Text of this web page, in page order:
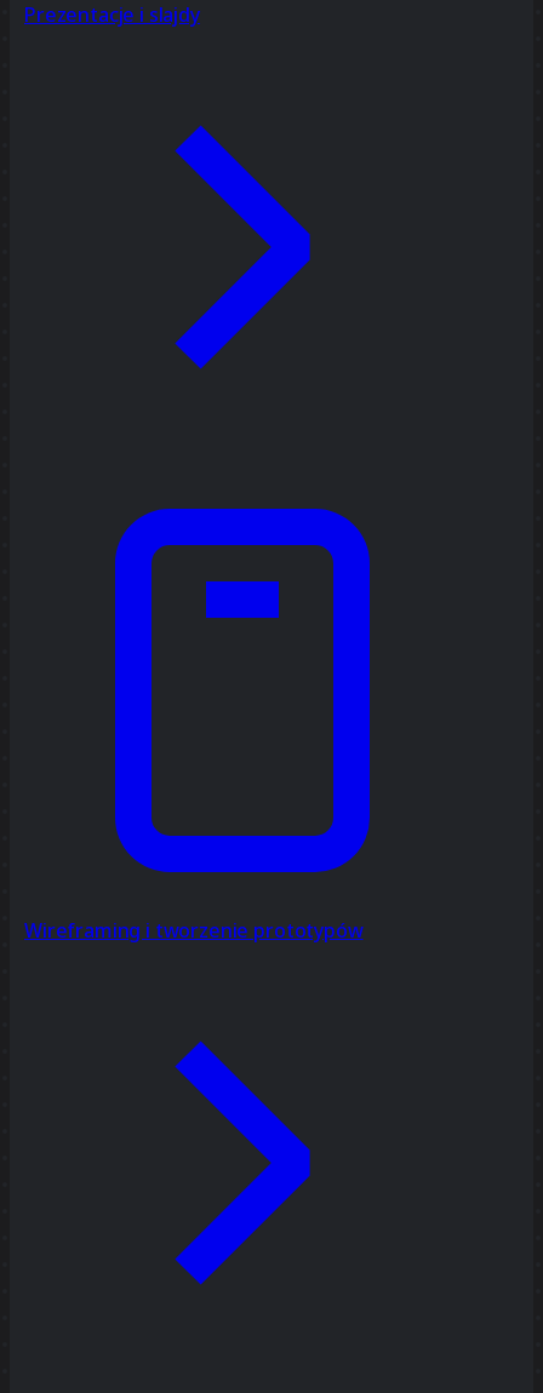
Prezentacje i slajdy
Wireframing i tworzenie prototypów